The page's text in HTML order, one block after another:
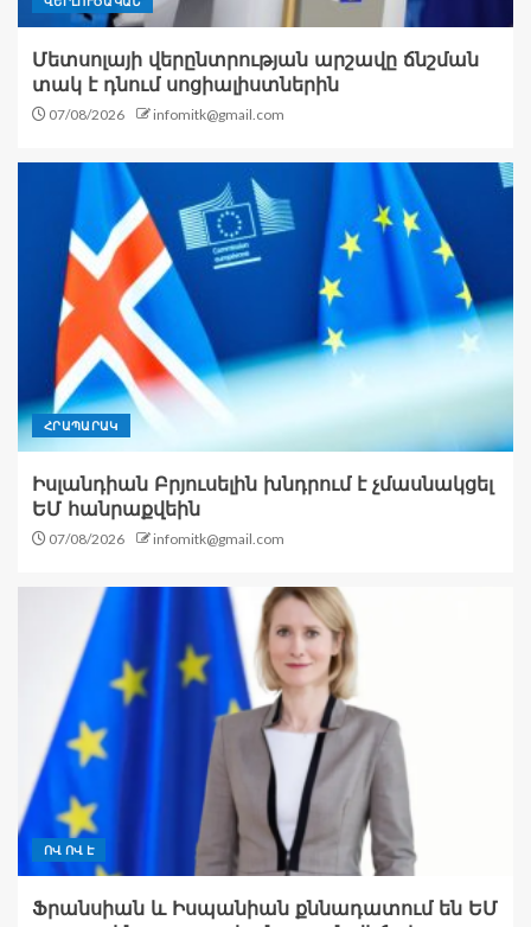
Մետսոլայի վերընտրության արշավը ճնշման
տակ է դնում սոցիալիստներին
07/08/2026 infomitk@gmail.com
ՀՐԱՊԱՐԱԿ
Իսլանդիան Բրյուսելին խնդրում է չմասնակցել
ԵՄ հանրաքվեին
07/08/2026 infomitk@gmail.com
ՈՎ ՈՎ Է
Ֆրանսիան և Իսպանիան քննադատում են ԵՄ